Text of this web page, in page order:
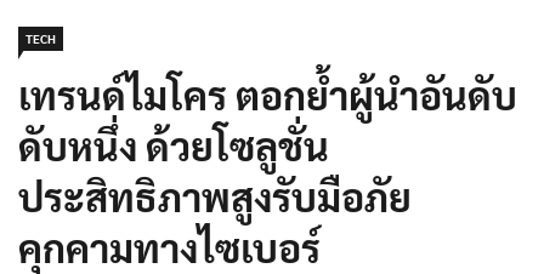
TECH
เทรนด์ไมโคร ตอกย้ำผู้นำอันดับ
ดับหนึ่ง ด้วยโซลูชั่น
ประสิทธิภาพสูงรับมือภัย
คุกคามทางไซเบอร์